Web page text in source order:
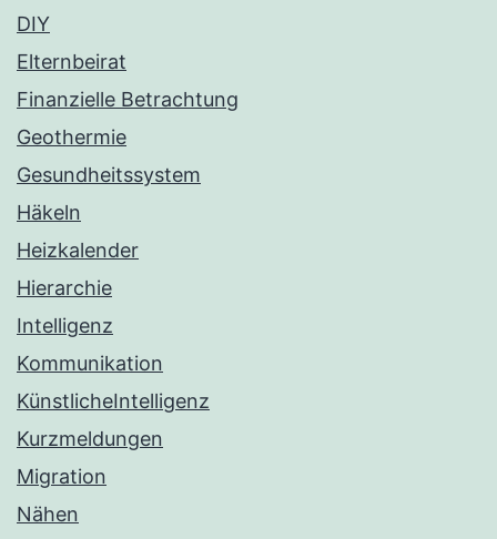
DIY
Elternbeirat
Finanzielle Betrachtung
Geothermie
Gesundheitssystem
Häkeln
Heizkalender
Hierarchie
Intelligenz
Kommunikation
KünstlicheIntelligenz
Kurzmeldungen
Migration
Nähen